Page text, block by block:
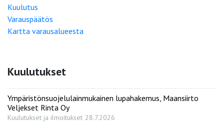
Kuulutus
Varauspäätös
Kartta varausalueesta
Kuulutukset
Ympäristönsuojelulainmukainen lupahakemus, Maansiirto
Veljekset Rinta Oy
Kuulutukset ja ilmoitukset 28.7.2026